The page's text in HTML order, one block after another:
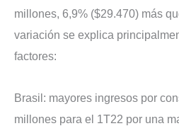
millones, 6,9% ($29.470) más
variación se explica
factores:
Brasil: mayores ingresos por
millones para el 1T22 por una